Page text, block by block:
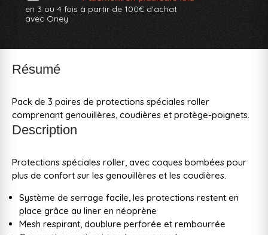
en 3 ou 4 fois à partir de 100€ d'achat
avec Oney
Résumé
Pack de 3 paires de protections spéciales roller
comprenant genouillères, coudières et protège-poignets.
Description
Protections spéciales roller, avec coques bombées pour
plus de confort sur les genouillères et les coudières.
Système de serrage facile, les protections restent en
place grâce au liner en néoprène
Mesh respirant, doublure perforée et rembourrée